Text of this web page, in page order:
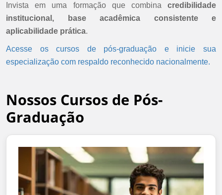
Invista em uma formação que combina credibilidade
institucional, base acadêmica consistente e
aplicabilidade prática.
Acesse os cursos de pós-graduação e inicie sua
especialização com respaldo reconhecido nacionalmente.
Nossos Cursos de Pós-
Graduação